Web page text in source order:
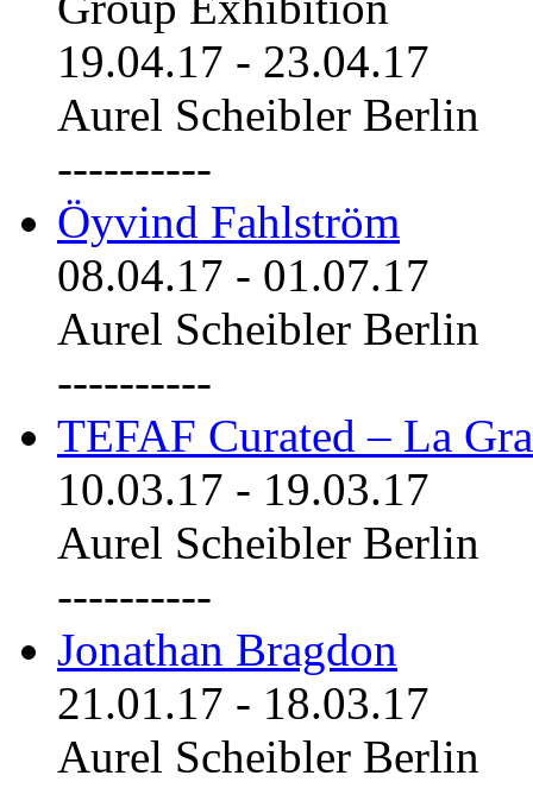
19.04.17 - 23.04.17
Aurel Scheibler Berlin
----------
Öyvind Fahlström
08.04.17 - 01.07.17
Aurel Scheibler Berlin
----------
TEFAF Curated – La
10.03.17 - 19.03.17
Aurel Scheibler Berlin
----------
Jonathan Bragdon
21.01.17 - 18.03.17
Aurel Scheibler Berlin